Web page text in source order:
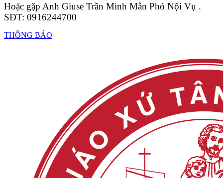
Hoặc gặp Anh Giuse Trần Minh Mẫn Phó Nội Vụ .
SĐT: 0916244700
THÔNG BÁO